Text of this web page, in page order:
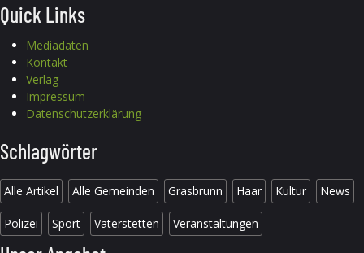
Quick Links
Mediadaten
Kontakt
Verlag
Impressum
Datenschutzerklärung
Schlagwörter
Alle Artikel Alle Gemeinden Grasbrunn Haar Kultur News
Polizei Sport Vaterstetten Veranstaltungen